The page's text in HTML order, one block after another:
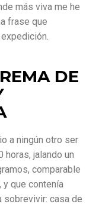
más viva me he
frase que
DE
a ningún otro ser
horas, jalando un
comparable
y que contenía
sobrevivir: casa de